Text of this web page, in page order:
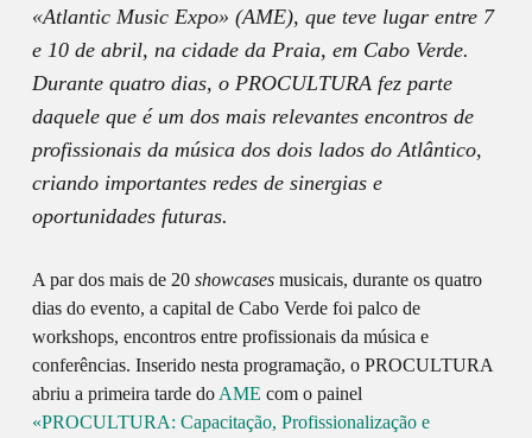
«Atlantic Music Expo» (AME), que teve lugar entre 7
e 10 de abril, na cidade da Praia, em Cabo Verde.
Durante quatro dias, o PROCULTURA fez parte
daquele que é um dos mais relevantes encontros de
profissionais da música dos dois lados do Atlântico,
criando importantes redes de sinergias e
oportunidades futuras.
A par dos mais de 20 showcasesmusicais, durante os quatro
dias do evento, a capital de Cabo Verde foi palco de
workshops, encontros entre profissionais da música e
conferências. Inserido nesta programação, o PROCULTURA
abriu a primeira tarde do AME com o painel
«PROCULTURA: Capacitação, Profissionalização e